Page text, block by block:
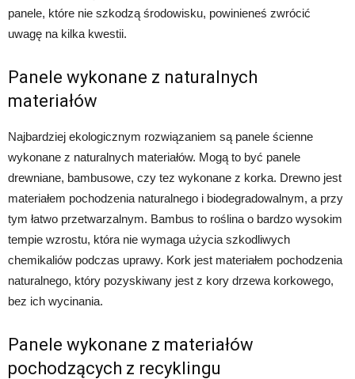
panele, które nie szkodzą środowisku, powinieneś zwrócić
uwagę na kilka kwestii.
Panele wykonane z naturalnych
materiałów
Najbardziej ekologicznym rozwiązaniem są panele ścienne
wykonane z naturalnych materiałów. Mogą to być panele
drewniane, bambusowe, czy tez wykonane z korka. Drewno jest
materiałem pochodzenia naturalnego i biodegradowalnym, a przy
tym łatwo przetwarzalnym. Bambus to roślina o bardzo wysokim
tempie wzrostu, która nie wymaga użycia szkodliwych
chemikaliów podczas uprawy. Kork jest materiałem pochodzenia
naturalnego, który pozyskiwany jest z kory drzewa korkowego,
bez ich wycinania.
Panele wykonane z materiałów
pochodzących z recyklingu